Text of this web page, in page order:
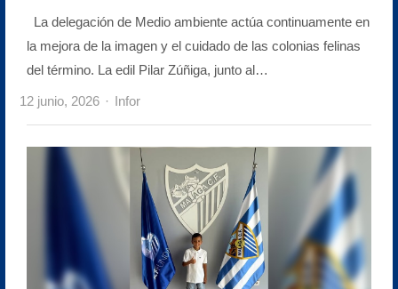
La delegación de Medio ambiente actúa continuamente en
la mejora de la imagen y el cuidado de las colonias felinas
del término. La edil Pilar Zúñiga, junto al…
12 junio, 2026 Author
Infor